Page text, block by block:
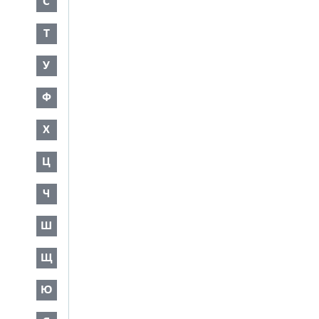
Т
У
Ф
Х
Ц
Ч
Ш
Щ
Ю